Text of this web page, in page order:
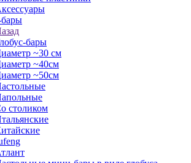
бары
бары
~30 см
~40см
~50см
столиком